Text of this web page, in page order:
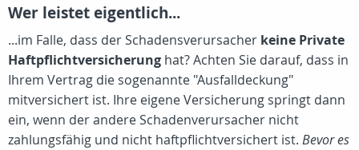
Wer leistet eigentlich...
...im Falle, dass der Schadensverursacher keine Private
Haftpflichtversicherung hat? Achten Sie darauf, dass in
Ihrem Vertrag die sogenannte "Ausfalldeckung"
mitversichert ist. Ihre eigene Versicherung springt dann
ein, wenn der andere Schadenverursacher nicht
zahlungsfähig und nicht haftpflichtversichert ist. Bevor es